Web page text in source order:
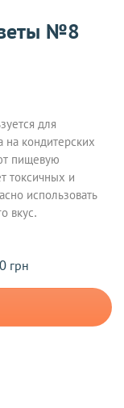
№8
для
кондитерских
пищевую
токсичных и
использовать
вкус.
грн